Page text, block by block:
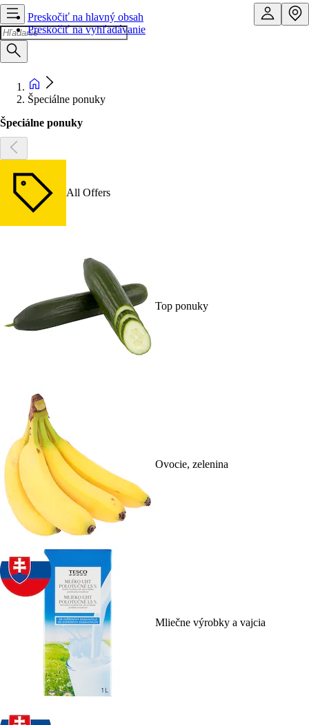
Preskočiť na hlavný obsah
Preskočiť na vyhľadávanie
Špeciálne ponuky
Špeciálne ponuky
All Offers
Top ponuky
Ovocie, zelenina
Mliečne výrobky a vajcia